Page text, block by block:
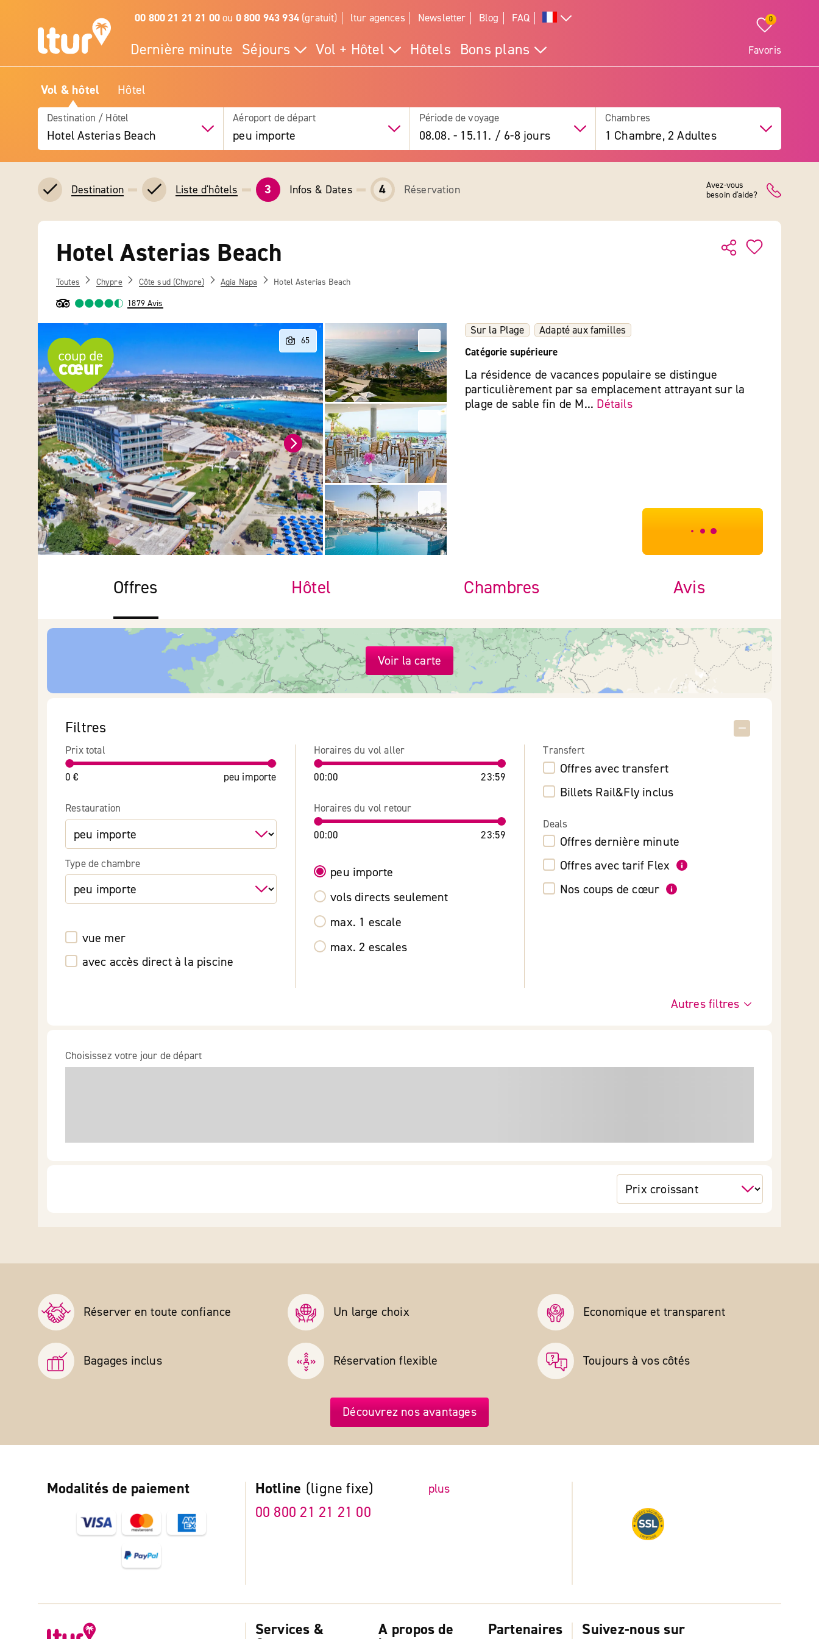
00 800 21 21 21 00ou 0 800 943 934(gratuit) ltur agences Newsletter Blog FAQ
Dernière minute Séjours Vol + Hôtel Hôtels Bons plans
0
Favoris
Vol & hôtel Hôtel
Destination / Hôtel
Hotel Asterias Beach
Aéroport de départ
peu importe
Période de voyage
08.08. - 15.11. / 6-8 jours
Chambres
1 Chambre, 2 Adultes
Destination Liste d'hôtels 3 Infos & Dates 4 Réservation
Avez-vous
besoin d'aide?
Hotel Asterias Beach
Toutes Chypre Côte sud (Chypre) Agia Napa Hotel Asterias Beach
1879 Avis
Sur la Plage
Adapté aux familles
Catégorie supérieure
La résidence de vacances populaire se distingue
particulièrement par sa emplacement attrayant sur la
plage de sable fin de M... Détails
***************
Offres Hôtel Chambres Avis
Voir la carte
Filtres
Prix total
0 € peu importe
Restauration
Type de chambre
vue mer
avec accès direct à la piscine
Horaires du vol aller
00:00 23:59
Horaires du vol retour
00:00 23:59
peu importe
vols directs seulement
max. 1 escale
max. 2 escales
Transfert
Offres avec transfert
Billets Rail&Fly inclus
Deals
Offres dernière minute
Offres avec tarif Flex
Nos coups de cœur
Autres filtres
Choisissez votre jour de départ
Réserver en toute confiance Un large choix Economique et transparent
Bagages inclus Réservation flexible Toujours à vos côtés
Découvrez nos avantages
Modalités de paiement Hotline (ligne fixe) plus
00 800 21 21 21 00
Services & A propos de Partenaires Suivez-nous sur